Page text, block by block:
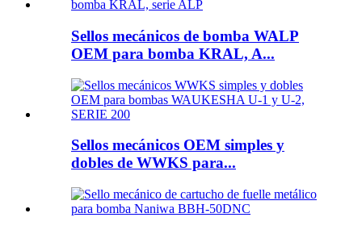
Sellos mecánicos de bomba WALP
OEM para bomba KRAL, A...
Sellos mecánicos OEM simples y
dobles de WWKS para...